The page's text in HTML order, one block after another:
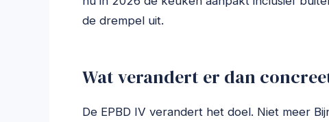
de drempel uit.
Wat verandert er dan
De EPBD IV verandert het doel. Niet meer